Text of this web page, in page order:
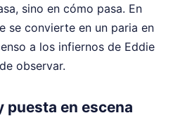
sino en cómo pasa. En
se convierte en un paria en
a los infiernos de Eddie
observar.
puesta en escena